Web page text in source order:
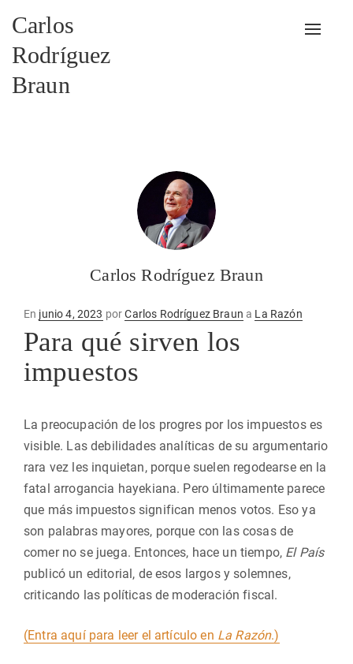
Carlos
Rodríguez
Braun
Carlos Rodríguez Braun
En Publicado
junio 4, 2023 porCarlos Rodríguez Braun a La Razón
Para qué sirven los
impuestos
La preocupación de los progres por los impuestos es
visible. Las debilidades analíticas de su argumentario
rara vez les inquietan, porque suelen regodearse en la
fatal arrogancia hayekiana. Pero últimamente parece
que más impuestos significan menos votos. Eso ya
son palabras mayores, porque con las cosas de
comer no se juega. Entonces, hace un tiempo, El País
publicó un editorial, de esos largos y solemnes,
criticando las políticas de moderación fiscal.
(Entra aquí para leer el artículo en La Razón.)